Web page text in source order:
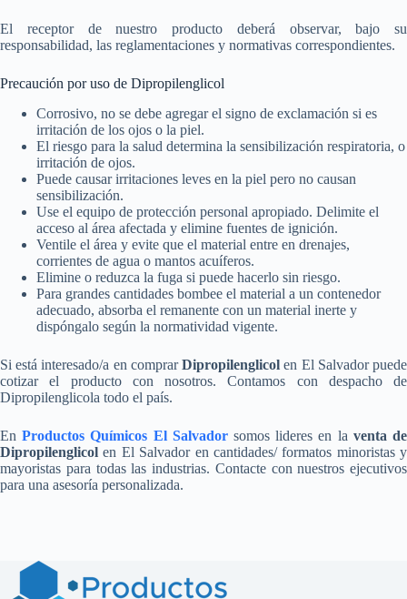
El receptor de nuestro producto deberá observar, bajo su
responsabilidad, las reglamentaciones y normativas correspondientes.
Precaución por uso de Dipropilenglicol
Corrosivo, no se debe agregar el signo de exclamación si es
irritación de los ojos o la piel.
El riesgo para la salud determina la sensibilización respiratoria, o
irritación de ojos.
Puede causar irritaciones leves en la piel pero no causan
sensibilización.
Use el equipo de protección personal apropiado. Delimite el
acceso al área afectada y elimine fuentes de ignición.
Ventile el área y evite que el material entre en drenajes,
corrientes de agua o mantos acuíferos.
Elimine o reduzca la fuga si puede hacerlo sin riesgo.
Para grandes cantidades bombee el material a un contenedor
adecuado, absorba el remanente con un material inerte y
dispóngalo según la normatividad vigente.
Si está interesado/a en comprarDipropilenglicol en El Salvador puede
cotizar el producto con nosotros. Contamos con despacho de
Dipropilenglicola todo el país.
EnProductos Químicos El Salvadorsomos lideres en la venta de
Dipropilenglicolen El Salvador en cantidades/ formatos minoristas y
mayoristas para todas las industrias. Contacte con nuestros ejecutivos
para una asesoría personalizada.